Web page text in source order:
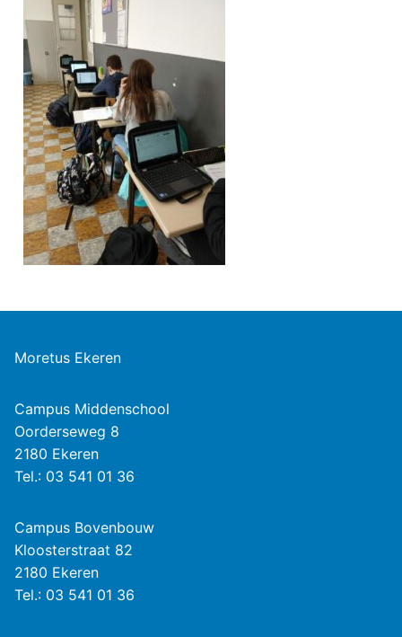
Moretus Ekeren
Campus Middenschool
Oorderseweg 8
2180 Ekeren
Tel.: 03 541 01 36
Campus Bovenbouw
Kloosterstraat 82
2180 Ekeren
Tel.: 03 541 01 36